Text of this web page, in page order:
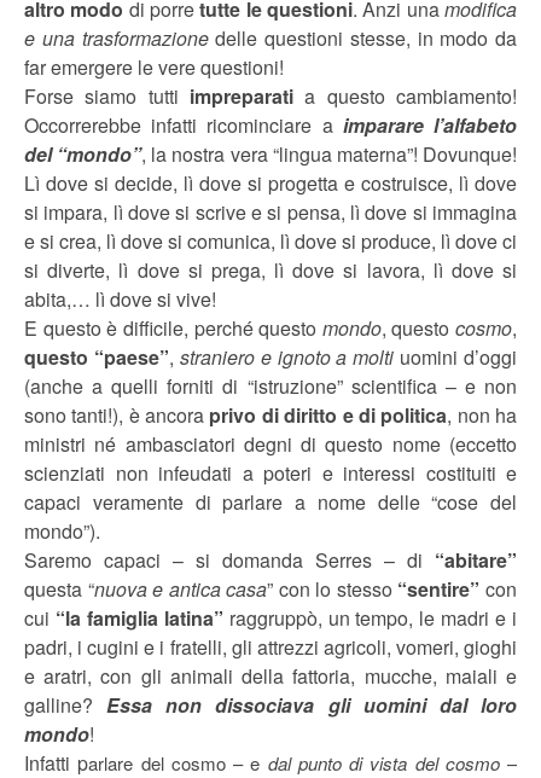
altro modo di porretutte le questioni. Anzi unamodifica
e una trasformazionedelle questioni stesse, in modo da
far emergere le vere questioni!
Forse siamo tutti impreparati a questo cambiamento!
Occorrerebbe infatti ricominciare a imparare l’alfabeto
del “mondo”, la nostra vera “lingua materna”! Dovunque!
Lì dove si decide, lì dove si progetta e costruisce, lì dove
si impara, lì dove si scrive e si pensa, lì dove si immagina
e si crea, lì dove si comunica, lì dove si produce, lì dove ci
si diverte, lì dove si prega, lì dove si lavora, lì dove si
abita,… lì dove si vive!
E questo è difficile, perché questo mondo, questo cosmo,
questo “paese”, straniero e ignoto a molti uomini d’oggi
(anche a quelli forniti di “istruzione” scientifica – e non
sono tanti!), è ancora privo di diritto e di politica, non ha
ministri né ambasciatori degni di questo nome (eccetto
scienziati non infeudati a poteri e interessi costituiti e
capaci veramente di parlare a nome delle “cose del
mondo”).
Saremo capaci – si domanda Serres – di “abitare”
questa “nuova e antica casa” con lo stesso “sentire” con
cui “la famiglia latina” raggruppò, un tempo, le madri e i
padri, i cugini e i fratelli, gli attrezzi agricoli, vomeri, gioghi
e aratri, con gli animali della fattoria, mucche, maiali e
galline?Essa non dissociava gli uomini dal loro
mondo!
Infatti parlare del cosmo – e dal punto di vista del cosmo–